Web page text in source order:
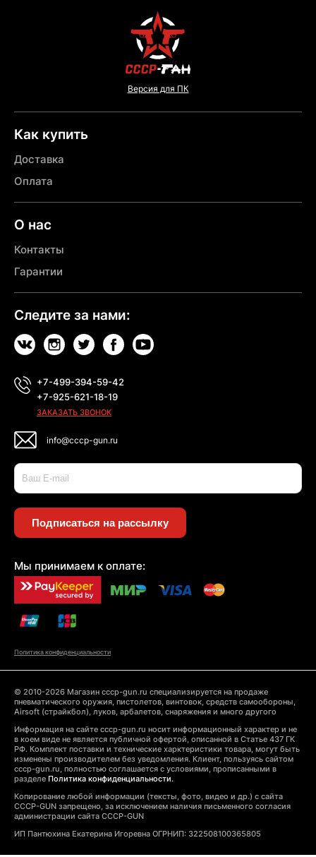
Версия для ПК
Как купить
Доставка
Оплата
О нас
Контакты
Гарантии
Следите за нами:
+7-499-394-59-42
+7-925-621-18-19
ЗАКАЗАТЬ ЗВОНОК
info@cccp-gun.ru
Подписаться на рассылку
Мы принимаем к оплате:
Политика конфиденциальности
© 2010-2026 Магазин cccp-gun.ru специализируется на продаже
пневматического оружия, пистолетов, винтовок, средств самообороны,
Airsoft (страйкбол), луков, арбалетов, снаряжения и много другого
Информация на сайте cccp-gun.ru носит информационный характер и не
в коем виде не является публичной офертой, описанной в Статье 437 ГК
РФ. Комплект поставки и технические харктеристики товара, могут быть
изменены производителем без уведомления. Клиент, пользуясь сайтом
cccp-gun.ru, полностью соглашается с условиями, прописанными в
разделе Политика конфиденциальности.
Копирование любой информации (тексты, фото, видео и др.) с сайта
CCCP-GUN запрещено, за исключением наличия письменного согласия
администрации сайта CCCP-GUN
ИП Пантюхина Екатерина Игоревна ОГРНИП: 322508100365805